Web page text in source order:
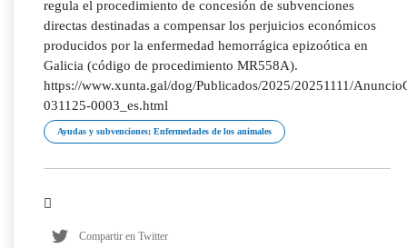
regula el procedimiento de concesión de subvenciones
directas destinadas a compensar los perjuicios económicos
producidos por la enfermedad hemorrágica epizoótica en
Galicia (código de procedimiento MR558A).
https://www.xunta.gal/dog/Publicados/2025/20251111/
031125-0003_es.html
Ayudas y subvenciones; Enfermedades de los animales
Compartir en Twitter